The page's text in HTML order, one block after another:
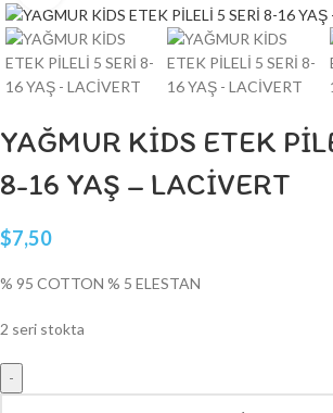
YAĞMUR KİDS ETEK
8-16 YAŞ – LACİVERT
$7,50
% 95 COTTON % 5 ELESTAN
2 seri stokta